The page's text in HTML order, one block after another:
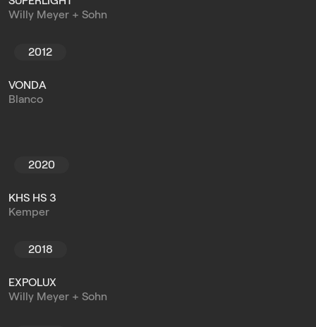
Willy Meyer + Sohn
2012
VONDA
Blanco
2020
KHS HS 3
Kemper
2018
EXPOLUX
Willy Meyer + Sohn